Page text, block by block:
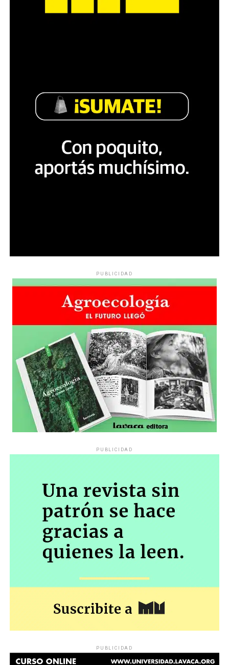
PUBLICIDAD
PUBLICIDAD
PUBLICIDAD